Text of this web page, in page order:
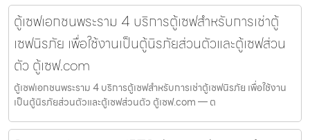
ตู้เซฟเอกชนพระราม 4 บริการตู้เซฟสำหรับการเช่าตู้
เซฟนิรภัย เพื่อใช้งานเป็นตู้นิรภัยส่วนตัวและตู้เซฟส่วน
ตัว ตู้เซฟ.com
ตู้เซฟเอกชนพระราม 4 บริการตู้เซฟสำหรับการเช่าตู้เซฟนิรภัย เพื่อใช้งาน
เป็นตู้นิรภัยส่วนตัวและตู้เซฟส่วนตัว ตู้เซฟ.com — ต